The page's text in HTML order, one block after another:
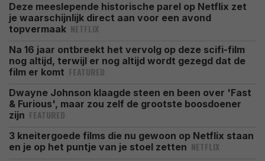
Deze meeslepende historische parel op Netflix zet
je waarschijnlijk direct aan voor een avond
topvermaak NETFLIX
Na 16 jaar ontbreekt het vervolg op deze scifi-film
nog altijd, terwijl er nog altijd wordt gezegd dat de
film er komt FEATURED
Dwayne Johnson klaagde steen en been over 'Fast
& Furious', maar zou zelf de grootste boosdoener
zijn FEATURED
3 kneitergoede films die nu gewoon op Netflix staan
en je op het puntje van je stoel zetten NETFLIX